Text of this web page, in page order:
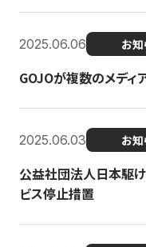
2025.06.06 お知
GOJOが複数のメディ
2025.06.03 お知
公益社団法人日本駆
ビス停止措置